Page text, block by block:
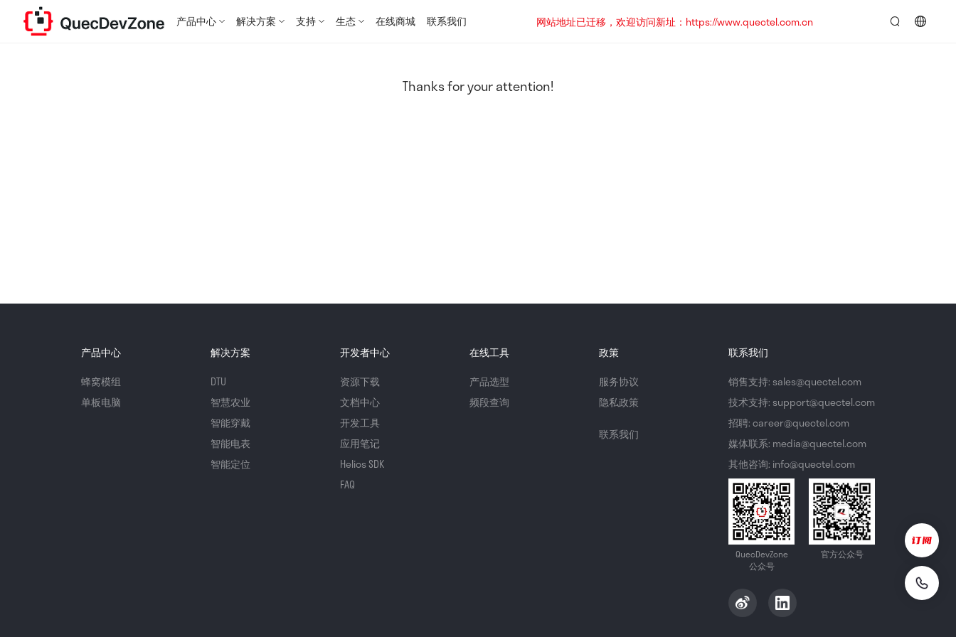
产品中心 解决方案 支持 生态 在线商城 联系我们
网站地址已迁移，欢迎访问新址：https://www.quectel.com.cn
Thanks for your attention!
产品中心
蜂窝模组
单板电脑
解决方案
DTU
智慧农业
智能穿戴
智能电表
智能定位
开发者中心
资源下载
文档中心
开发工具
应用笔记
Helios SDK
FAQ
在线工具
产品选型
频段查询
政策
服务协议
隐私政策
联系我们
联系我们
销售支持: sales@quectel.com
技术支持: support@quectel.com
招聘: career@quectel.com
媒体联系: media@quectel.com
其他咨询: info@quectel.com
QuecDevZone
公众号
官方公众号